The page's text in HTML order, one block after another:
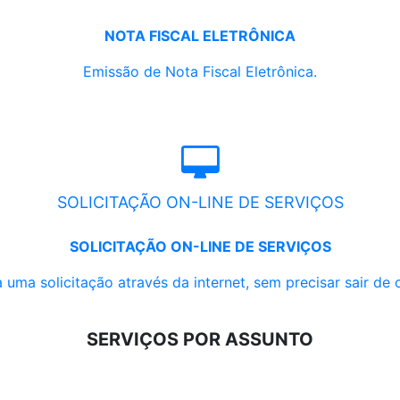
NOTA FISCAL ELETRÔNICA
Emissão de Nota Fiscal Eletrônica.
SOLICITAÇÃO ON-LINE DE SERVIÇOS
SOLICITAÇÃO ON-LINE DE SERVIÇOS
uma solicitação através da internet, sem precisar sair de
SERVIÇOS POR ASSUNTO